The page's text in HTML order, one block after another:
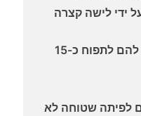
ידי לישה קצרה
מכסים את הכדורים במגבת או סדין ונותנים להם לתפוח כ-15
לפיתה שטוחה לא